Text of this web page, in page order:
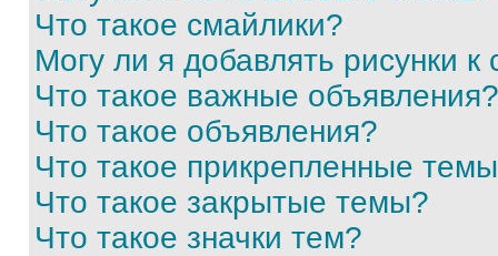
Что такое смайлики?
Могу ли я добавлять рисунки
Что такое важные объявления?
Что такое объявления?
Что такое прикрепленные
Что такое закрытые темы?
Что такое значки тем?